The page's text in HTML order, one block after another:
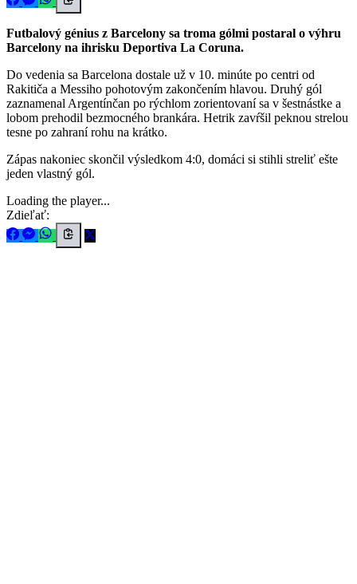
Futbalový génius z Barcelony sa troma gólmi postaral o výhru
Barcelony na ihrisku Deportiva La Coruna.
Do vedenia sa Barcelona dostale už v 10. minúte po centri od
Rakitiča a Messiho pohotovým zakončením hlavou. Druhý gól
zaznamenal Argentínčan po rýchlom zorientovaní sa v šestnástke a
lobom prehodil bezmocného brankára. Hetrik zavŕšil peknou strelou
tesne po zahraní rohu na krátko.
Zápas nakoniec skončil výsledkom 4:0, domáci si stihli streliť ešte
jeden vlastný gól.
Loading the player...
Zdieľať: